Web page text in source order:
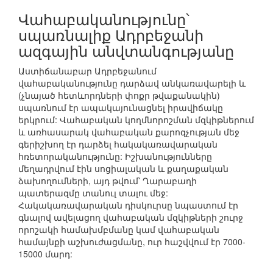
Վահաբականությունը՝
սպառնալիք Ադրբեջանի
ազգային անվտանգությանը
Աստիճանաբար Ադրբեջանում
վահաբականությունը դարձավ անկառավարելի և
(չնայած հետևորդների փոքր թվաքանակին)
սպառնում էր ապակայունացնել իրավիճակը
երկրում: Վահաբական կողմնորոշման մզկիթներում
և առհասարակ վահաբական քարոզչության մեջ
գերիշխող էր դարձել հակակառավարական
հռետորականությունը: Իշխանությունները
մեղադրվում էին սոցիալական և քաղաքական
ձախողումների, այդ թվում՝ Ղարաբաղի
պատերազմը տանուլ տալու մեջ:
Հակակառավարական դիսկուրսը նպաստում էր
գնալով ավելացող վահաբական մզկիթների շուրջ
որոշակի համախմբմանը կամ վահաբական
համայնքի աշխուժացմանը, ուր հաշվվում էր 7000-
15000 մարդ: